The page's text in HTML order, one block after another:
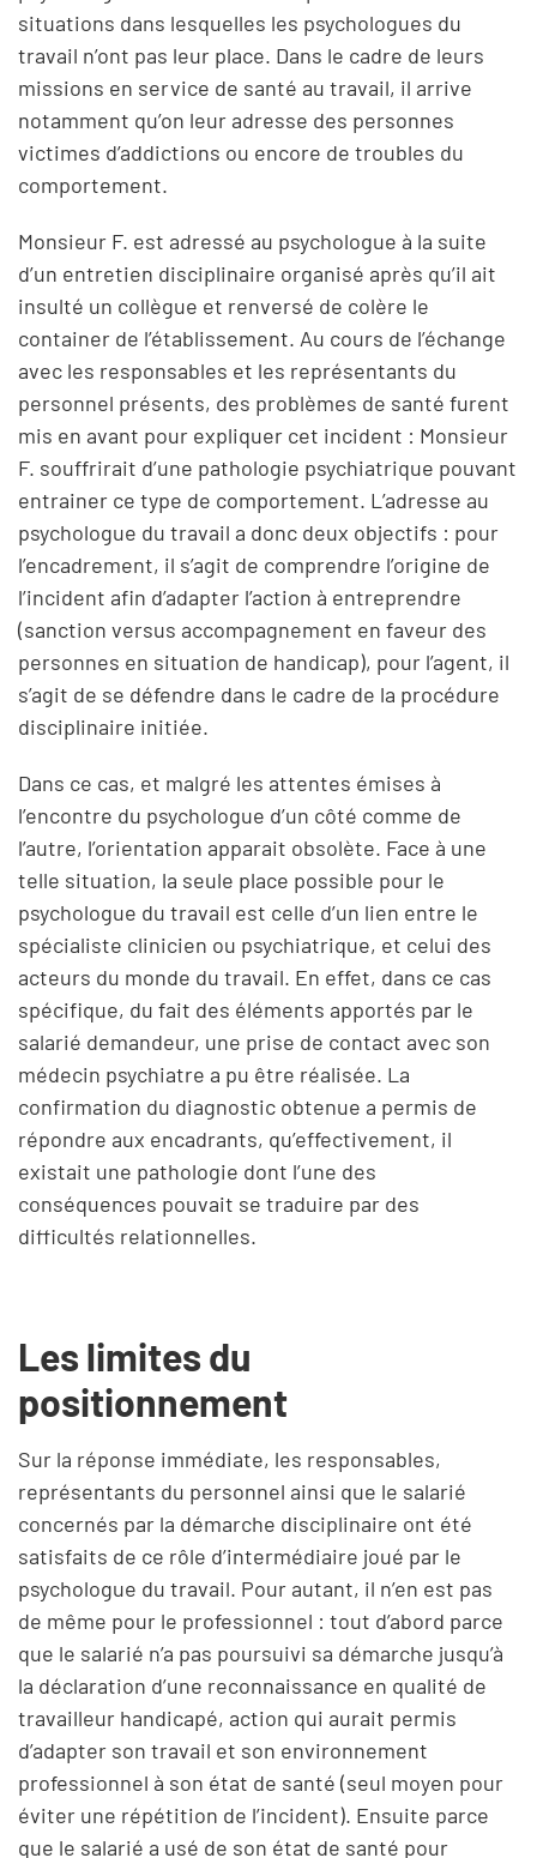
situations dans lesquelles les psychologues du
travail n’ont pas leur place. Dans le cadre de leurs
missions en service de santé au travail, il arrive
notamment qu’on leur adresse des personnes
victimes d’addictions ou encore de troubles du
comportement.
Monsieur F. est adressé au psychologue à la suite
d’un entretien disciplinaire organisé après qu’il ait
insulté un collègue et renversé de colère le
container de l’établissement. Au cours de l’échange
avec les responsables et les représentants du
personnel présents, des problèmes de santé furent
mis en avant pour expliquer cet incident : Monsieur
F. souffrirait d’une pathologie psychiatrique pouvant
entrainer ce type de comportement. L’adresse au
psychologue du travail a donc deux objectifs : pour
l’encadrement, il s’agit de comprendre l’origine de
l’incident afin d’adapter l’action à entreprendre
(sanction versus accompagnement en faveur des
personnes en situation de handicap), pour l’agent, il
s’agit de se défendre dans le cadre de la procédure
disciplinaire initiée.
Dans ce cas, et malgré les attentes émises à
l’encontre du psychologue d’un côté comme de
l’autre, l’orientation apparait obsolète. Face à une
telle situation, la seule place possible pour le
psychologue du travail est celle d’un lien entre le
spécialiste clinicien ou psychiatrique, et celui des
acteurs du monde du travail. En effet, dans ce cas
spécifique, du fait des éléments apportés par le
salarié demandeur, une prise de contact avec son
médecin psychiatre a pu être réalisée. La
confirmation du diagnostic obtenue a permis de
répondre aux encadrants, qu’effectivement, il
existait une pathologie dont l’une des
conséquences pouvait se traduire par des
difficultés relationnelles.
Les limites du
positionnement
Sur la réponse immédiate, les responsables,
représentants du personnel ainsi que le salarié
concernés par la démarche disciplinaire ont été
satisfaits de ce rôle d’intermédiaire joué par le
psychologue du travail. Pour autant, il n’en est pas
de même pour le professionnel : tout d’abord parce
que le salarié n’a pas poursuivi sa démarche jusqu’à
la déclaration d’une reconnaissance en qualité de
travailleur handicapé, action qui aurait permis
d’adapter son travail et son environnement
professionnel à son état de santé (seul moyen pour
éviter une répétition de l’incident). Ensuite parce
que le salarié a usé de son état de santé pour